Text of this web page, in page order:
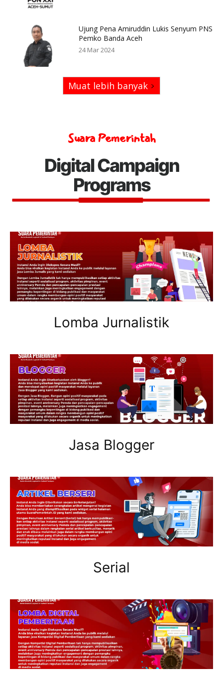
Ujung Pena Amiruddin Lukis Senyum PNS
Pemko Banda Aceh
24 Mar 2024
Muat lebih banyak
Suara Pemerintah
Digital Campaign
Programs
Lomba Jurnalistik
Jasa Blogger
Serial